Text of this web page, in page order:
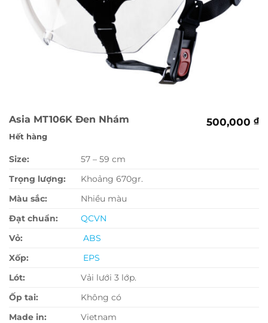
Asia MT106K Đen Nhám 500,000 ₫
Hết hàng
Size:
57 – 59 cm
Trọng lượng:
Khoảng 670gr.
Màu sắc:
Nhiều màu
Đạt chuẩn:
QCVN
Vỏ:
ABS
Xốp:
EPS
Lót:
Vải lưới 3 lớp.
Ốp tai:
Không có
Made in:
Vietnam